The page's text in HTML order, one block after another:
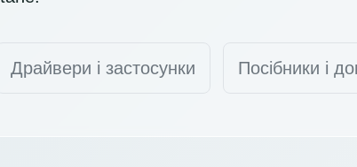
Драйвери і застосунки Посібники і